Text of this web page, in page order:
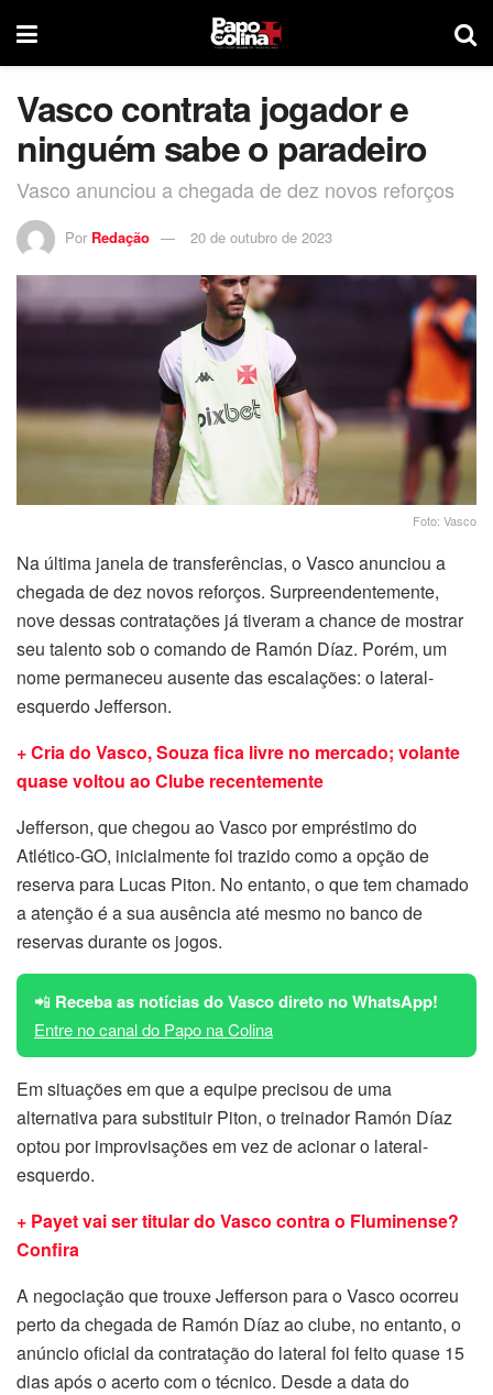
Vasco contrata jogador e
ninguém sabe o paradeiro
Vasco anunciou a chegada de dez novos reforços
Por Redação 20 de outubro de 2023
Foto: Vasco
Na última janela de transferências, o Vasco anunciou a
chegada de dez novos reforços. Surpreendentemente,
nove dessas contratações já tiveram a chance de mostrar
seu talento sob o comando de Ramón Díaz. Porém, um
nome permaneceu ausente das escalações: o lateral-
esquerdo Jefferson.
+ Cria do Vasco, Souza fica livre no mercado; volante
quase voltou ao Clube recentemente
Jefferson, que chegou ao Vasco por empréstimo do
Atlético-GO, inicialmente foi trazido como a opção de
reserva para Lucas Piton. No entanto, o que tem chamado
a atenção é a sua ausência até mesmo no banco de
reservas durante os jogos.
📲 Receba as notícias do Vasco direto no WhatsApp!
Entre no canal do Papo na Colina
Em situações em que a equipe precisou de uma
alternativa para substituir Piton, o treinador Ramón Díaz
optou por improvisações em vez de acionar o lateral-
esquerdo.
+ Payet vai ser titular do Vasco contra o Fluminense?
Confira
A negociação que trouxe Jefferson para o Vasco ocorreu
perto da chegada de Ramón Díaz ao clube, no entanto, o
anúncio oficial da contratação do lateral foi feito quase 15
dias após o acerto com o técnico. Desde a data do